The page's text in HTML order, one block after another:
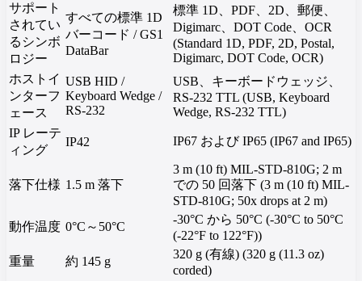
サポート
されてい
るシンボ
ロジー
すべての標準 1D
バーコード / GS1
DataBar
標準 1D、PDF、2D、郵便、
Digimarc、DOT Code、OCR
(Standard 1D, PDF, 2D, Postal,
Digimarc, DOT Code, OCR)
ホストイ
ンターフ
ェース
USB HID /
Keyboard Wedge /
RS-232
USB、キーボードウェッジ、
RS-232 TTL (USB, Keyboard
Wedge, RS-232 TTL)
IP レーテ
ィング
IP42 IP67 および IP65 (IP67 and IP65)
落下仕様 1.5 m 落下
3 m (10 ft) MIL-STD-810G; 2 m
での 50 回落下 (3 m (10 ft) MIL-
STD-810G; 50x drops at 2 m)
動作温度 0°C～50°C
-30°C から 50°C (-30°C to 50°C
(-22°F to 122°F))
重量
約 145 g
320 g (有線) (320 g (11.3 oz)
corded)